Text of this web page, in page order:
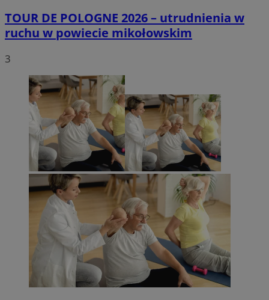
TOUR DE POLOGNE 2026 – utrudnienia w
ruchu w powiecie mikołowskim
3